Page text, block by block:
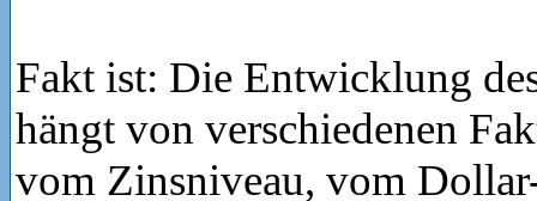
Fakt ist: Die Entwicklung
hängt von verschiedenen
vom Zinsniveau, vom